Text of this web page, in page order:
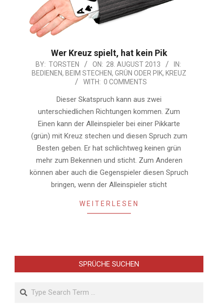
Wer Kreuz spielt, hat kein Pik
2013-
08-
BY: TORSTEN ON: 28. AUGUST 2013
IN:
BEDIENEN, BEIM STECHEN, GRÜN ODER PIK, KREUZ
WITH: 0 COMMENTS
Dieser Skatspruch kann aus zwei
unterschiedlichen Richtungen kommen. Zum
Einen kann der Alleinspieler bei einer Pikkarte
(grün) mit Kreuz stechen und diesen Spruch zum
Besten geben. Er hat schlichtweg keinen grün
mehr zum Bekennen und sticht. Zum Anderen
können aber auch die Gegenspieler diesen Spruch
bringen, wenn der Alleinspieler sticht
WEITERLESEN
SPRÜCHE SUCHEN
Search